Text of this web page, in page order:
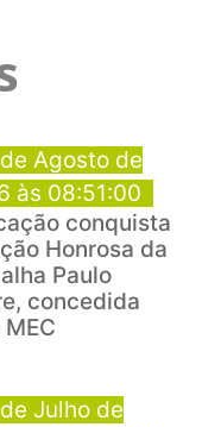
Agosto de
às 08:51:00
conquista
Honrosa da
Paulo
concedida
Julho de